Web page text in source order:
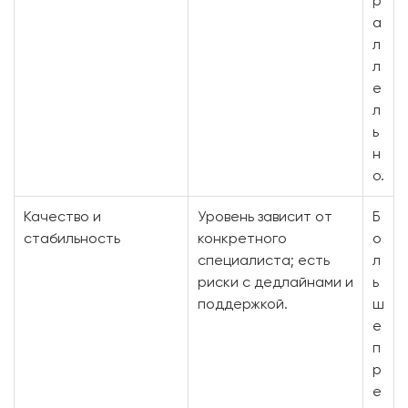
а
л
л
е
л
ь
н
о.
Качество и
стабильность
Уровень зависит от
конкретного
специалиста; есть
риски с дедлайнами и
поддержкой.
Б
о
л
ь
ш
е
п
р
е